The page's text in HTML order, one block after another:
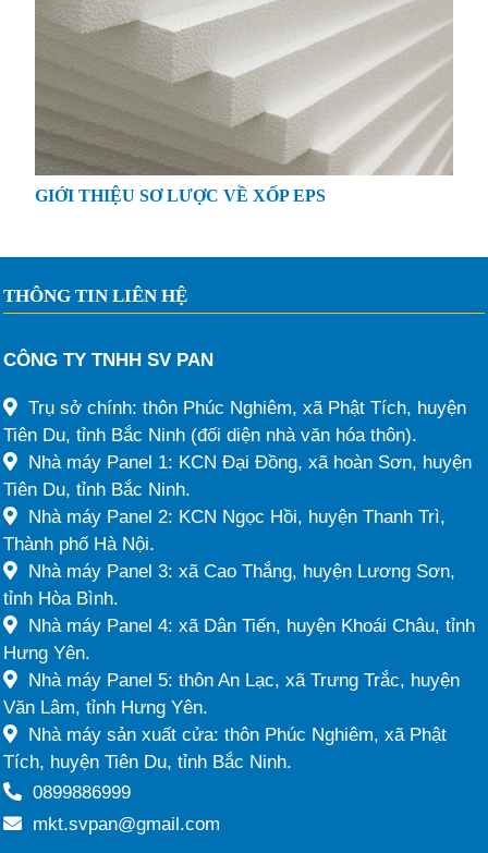
GIỚI THIỆU SƠ LƯỢC VỀ XỐP EPS
THÔNG TIN LIÊN HỆ
CÔNG TY TNHH SV PAN
Trụ sở chính: thôn Phúc Nghiêm, xã Phật Tích, huyện
Tiên Du, tỉnh Bắc Ninh (đối diện nhà văn hóa thôn).
Nhà máy Panel 1: KCN Đại Đồng, xã hoàn Sơn, huyện
Tiên Du, tỉnh Bắc Ninh.
Nhà máy Panel 2: KCN Ngọc Hồi, huyện Thanh Trì,
Thành phố Hà Nội.
Nhà máy Panel 3: xã Cao Thắng, huyện Lương Sơn,
tỉnh Hòa Bình.
Nhà máy Panel 4: xã Dân Tiến, huyện Khoái Châu, tỉnh
Hưng Yên.
Nhà máy Panel 5: thôn An Lạc, xã Trưng Trắc, huyện
Văn Lâm, tỉnh Hưng Yên.
Nhà máy sản xuất cửa: thôn Phúc Nghiêm, xã Phật
Tích, huyện Tiên Du, tỉnh Bắc Ninh.
0899886999
mkt.svpan@gmail.com